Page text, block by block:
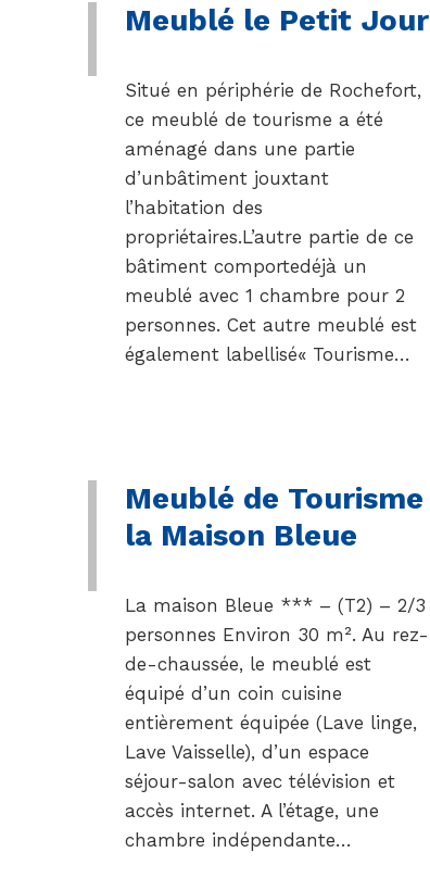
Meublé le Petit Jour
Situé en périphérie de Rochefort,
ce meublé de tourisme a été
aménagé dans une partie
d’unbâtiment jouxtant
l’habitation des
propriétaires.L’autre partie de ce
bâtiment comportedéjà un
meublé avec 1 chambre pour 2
personnes. Cet autre meublé est
également labellisé« Tourisme…
Meublé de Tourisme
la Maison Bleue
La maison Bleue *** – (T2) – 2/3
personnes Environ 30 m². Au rez-
de-chaussée, le meublé est
équipé d’un coin cuisine
entièrement équipée (Lave linge,
Lave Vaisselle), d’un espace
séjour-salon avec télévision et
accès internet. A l’étage, une
chambre indépendante…